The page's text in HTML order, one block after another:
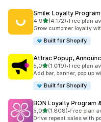
Smile: Loyalty
4,95 yıldız üzerinden
(4.172)
toplam 4172•Free plan
Grow customer loyalty
Built for Shopify
Attrac Popup,
5,05 yıldız üzerinden
(1.019)
toplam 1019 •Free plan
Add bar, banner, pop up
Built for Shopify
BON Loyalty Program
5,05 yıldız üzerinden
(1.808)
toplam 1808 •Free plan
Drive repeat sales with